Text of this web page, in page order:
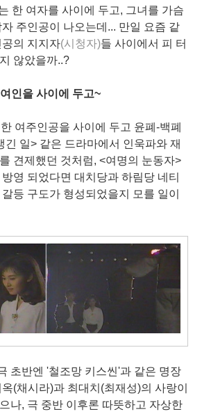
한 여자를 사이에 두고, 그녀를 가슴
주인공이 나오는데... 만일 요즘 같
의 지지자(시청자)들 사이에서 피 터
않았을까..?
인을 사이에 두고~
여주인공을 사이에 두고 윤폐-백폐
긴 일> 같은 드라마에서 인욱파와 재
견제했던 것처럼, <여명의 눈동자>
영 되었다면 대치당과 하림당 네티
등 구도가 형성되었을지 모를 일이
초반엔 '철조망 키스씬'과 같은 명장
(채시라)과 최대치(최재성)의 사랑이
나, 극 중반 이후론 따뜻하고 자상한